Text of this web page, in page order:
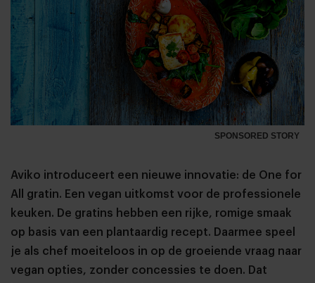
SPONSORED STORY
Aviko introduceert een nieuwe innovatie: de One for
All gratin. Een vegan uitkomst voor de professionele
keuken. De gratins hebben een rijke, romige smaak
op basis van een plantaardig recept. Daarmee speel
je als chef moeiteloos in op de groeiende vraag naar
vegan opties, zonder concessies te doen. Dat